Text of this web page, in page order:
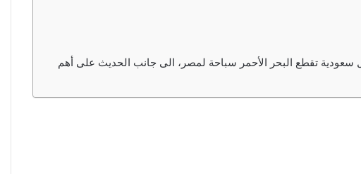
سعودية تقطع البحر الأحمر سباحة لمصر، الى جانب الحديث على أهم